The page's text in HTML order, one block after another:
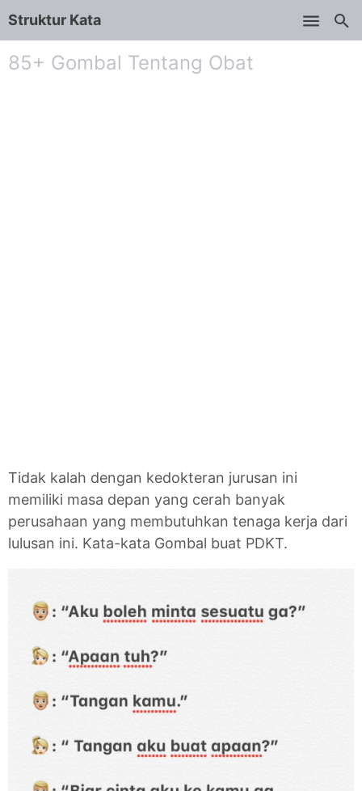
Struktur Kata
85+ Gombal Tentang Obat
Tidak kalah dengan kedokteran jurusan ini
memiliki masa depan yang cerah banyak
perusahaan yang membutuhkan tenaga kerja dari
lulusan ini. Kata-kata Gombal buat PDKT.